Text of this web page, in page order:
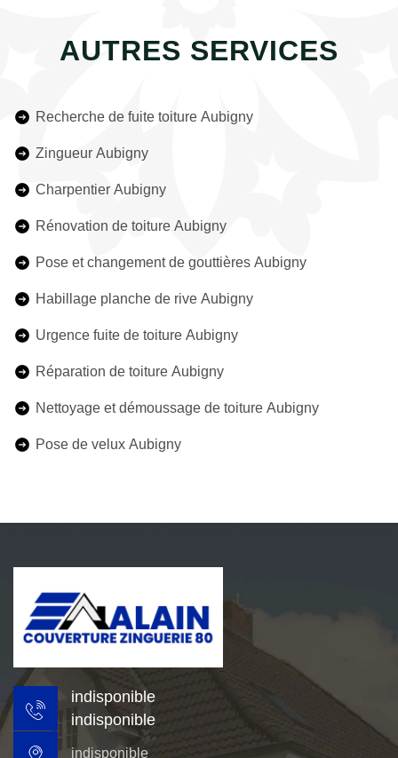
AUTRES SERVICES
Recherche de fuite toiture Aubigny
Zingueur Aubigny
Charpentier Aubigny
Rénovation de toiture Aubigny
Pose et changement de gouttières Aubigny
Habillage planche de rive Aubigny
Urgence fuite de toiture Aubigny
Réparation de toiture Aubigny
Nettoyage et démoussage de toiture Aubigny
Pose de velux Aubigny
indisponible
indisponible
indisponible